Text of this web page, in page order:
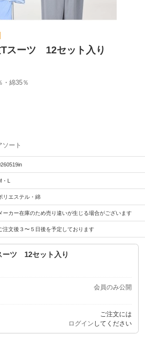
スーツ 12セット入り
・綿35％
ート
・L
リエステル・綿
ーカー在庫のため売り違いが生じる場合がございます
注文後３〜５日後を予定しております
ツ 12セット入り
会員のみ公開
ご注文には
ログイン してください